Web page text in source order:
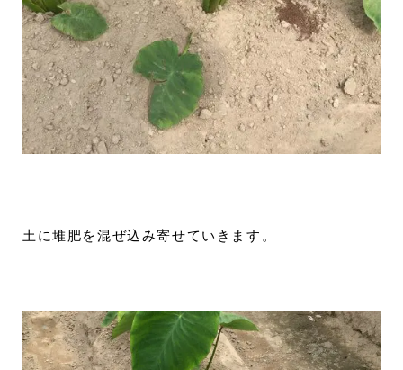
土に堆肥を混ぜ込み寄せていきます。